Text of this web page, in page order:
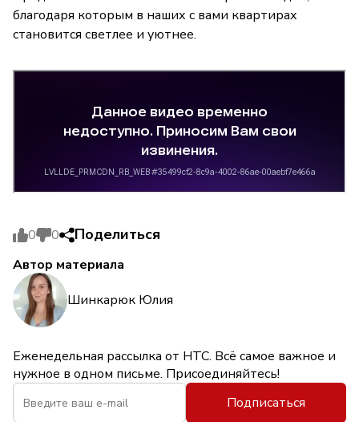
благодаря которым в наших с вами квартирах
становится светлее и уютнее.
0 0 Поделиться
Автор материала
Шинкарюк Юлия
Еженедельная рассылка от НТС. Всё самое важное и
нужное в одном письме. Присоединяйтесь!
Подписаться